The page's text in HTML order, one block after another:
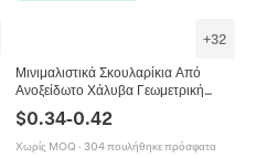
+32
Μινιμαλιστικά Σκουλαρίκια Από
Ανοξείδωτο Χάλυβα Γεωμετρική
Πεταλούδα Σταυρός Καρδιά Άπειρο
Αστέρι Καρδιακός Παλμός
Κοσμήματα
$0.34-0.42
Χωρίς MOQ · 304 πουλήθηκε πρόσφατα